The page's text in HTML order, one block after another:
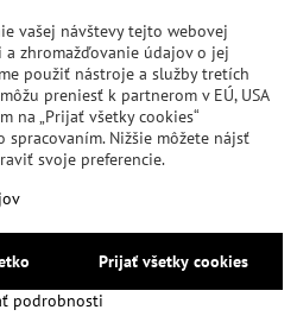
vašej návštevy tejto webovej
zhromažďovanie údajov o jej
použiť nástroje a služby tretích
preniesť k partnerom v EÚ, USA
na „Prijať všetky cookies“
Nižšie môžete nájsť
svoje preferencie.
podrobnosti
Prijať všetky cookies